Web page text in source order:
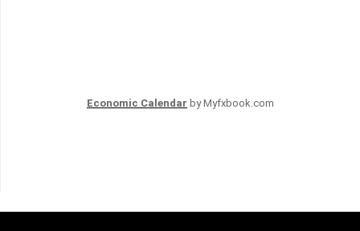
Economic Calendar by Myfxbook.com